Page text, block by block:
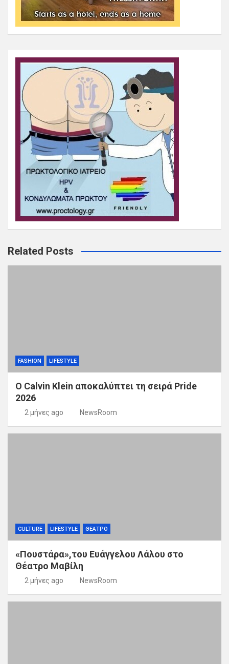
Related Posts
FASHION LIFESTYLE
Ο Calvin Klein αποκαλύπτει τη σειρά Pride
2026
2 μήνες ago NewsRoom
CULTURE LIFESTYLE ΘΕΑΤΡΟ
«Πουστάρα»,του Ευάγγελου Λάλου στο
Θέατρο Μαβίλη
2 μήνες ago NewsRoom